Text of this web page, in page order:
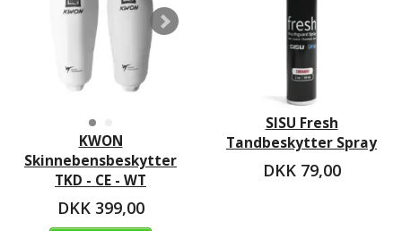
KWON
Skinnebensbeskytter
TKD - CE - WT
DKK 399,00
SISU Fresh
Tandbeskytter Spray
DKK 79,00